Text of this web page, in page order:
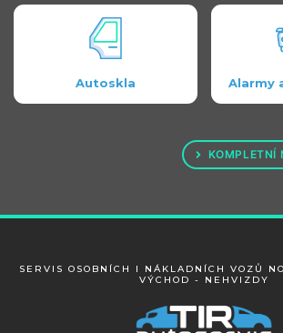
Autoskla Alarmy
KOMPLETNÍ
SERVIS OSOBNÍCH I NÁKLADNÍCH VOZŮ
VÝCHOD - NEHVIZDY